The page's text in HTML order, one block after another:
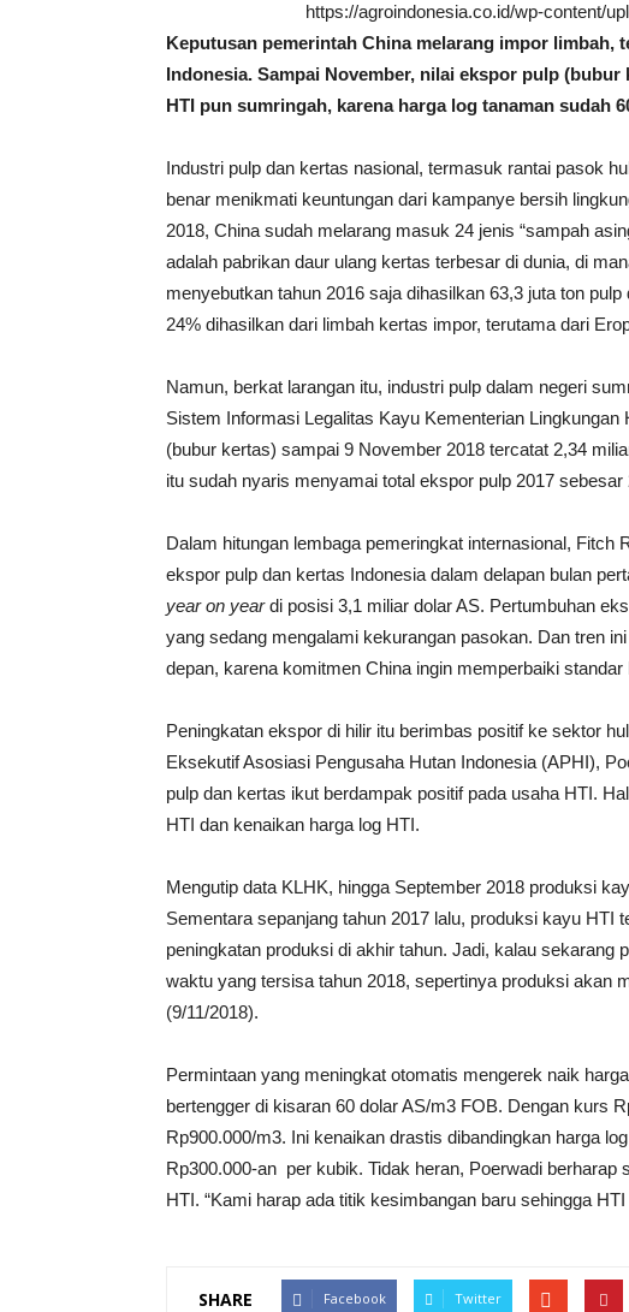
https://agroindonesia.co.id/wp-content/
Keputusan pemerintah China melarang impor limbah,
Indonesia. Sampai November, nilai ekspor pulp
HTI pun sumringah, karena harga log tanaman sudah
Industri pulp dan kertas nasional, termasuk rantai pasok
benar menikmati keuntungan dari kampanye bersih
2018, China sudah melarang masuk 24 jenis “sampah
adalah pabrikan daur ulang kertas terbesar di dunia, di
menyebutkan tahun 2016 saja dihasilkan 63,3 juta ton
24% dihasilkan dari limbah kertas impor, terutama dari
Namun, berkat larangan itu, industri pulp dalam negeri
Sistem Informasi Legalitas Kayu Kementerian
(bubur kertas) sampai 9 November 2018 tercatat 2,34
itu sudah nyaris menyamai total ekspor pulp 2017
Dalam hitungan lembaga pemeringkat internasional, Fitch
ekspor pulp dan kertas Indonesia dalam delapan bulan
year on yeardi posisi 3,1 miliar dolar AS. Pertumbuhan
yang sedang mengalami kekurangan pasokan. Dan tren
depan, karena komitmen China ingin memperbaiki
Peningkatan ekspor di hilir itu berimbas positif ke sektor
Eksekutif Asosiasi Pengusaha Hutan Indonesia (APHI),
pulp dan kertas ikut berdampak positif pada usaha HTI.
HTI dan kenaikan harga log HTI.
Mengutip data KLHK, hingga September 2018 produksi
Sementara sepanjang tahun 2017 lalu, produksi kayu HTI
peningkatan produksi di akhir tahun. Jadi, kalau sekarang
waktu yang tersisa tahun 2018, sepertinya produksi akan
(9/11/2018).
Permintaan yang meningkat otomatis mengerek naik
bertengger di kisaran 60 dolar AS/m3 FOB. Dengan kurs
Rp900.000/m3. Ini kenaikan drastis dibandingkan harga
Rp300.000-an per kubik. Tidak heran, Poerwadi berharap
HTI. “Kami harap ada titik kesimbangan baru sehingga
SHARE Facebook Twitter